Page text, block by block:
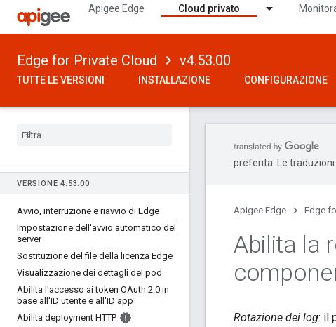
Apigee Edge Cloud privato
Edge for Private Cloud v4.53.00
TUTTE LE VERSIONI INSTALLAZIONE CONFIGURAZIONE
VERSIONE 4. 53.00
Avvio, interruzione e riavvio di Edge
Impostazione dell'avvio automatico del
server
Sostituzione del file della licenza Edge
Visualizzazione dei dettagli del pod
Abilita l'accesso ai token OAuth 2.0 in
base all'ID utente e all'ID app
Abilita deployment HTTP
preferita. Le
Apigee Edge Edge
Abilita la
Rotazione dei log: il